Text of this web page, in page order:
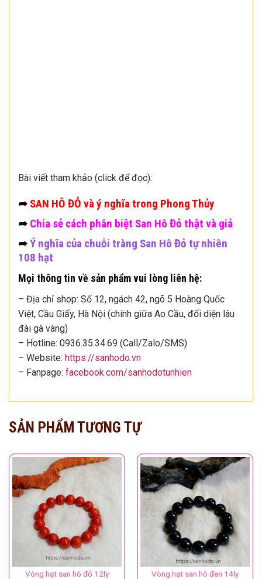
Bài viết tham khảo (click để đọc):
➦ SAN HÔ ĐỎ và ý nghĩa trong Phong Thủy
➦ Chia sẻ cách phân biệt San Hô Đỏ thật và giả
➦Ý nghĩa của chuỗi tràng San Hô Đỏ tự nhiên
108 hạt
Mọi thông tin về sản phẩm vui lòng liên hệ:
– Địa chỉ shop: Số 12, ngách 42, ngõ 5 Hoàng Quốc
Việt, Cầu Giấy, Hà Nội (chính giữa Ao Cầu, đối diện lâu
đài gà vàng)
– Hotline: 0936.35.34.69 (Call/Zalo/SMS)
– Website: https://sanhodo.vn
– Fanpage: facebook.com/sanhodotunhien
SẢN PHẨM TƯƠNG TỰ
Vòng hạt san hô đỏ 12ly Vòng hạt san hô đen 14ly